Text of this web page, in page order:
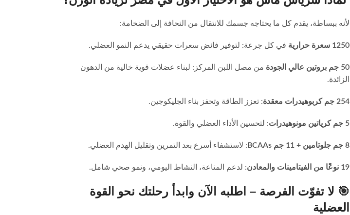
لأنه ببساطة، يقدم كل ما يحتاجه جسمك للانتقال من النحافة إلى الضخامة:
1250 سعرة حرارية في كل جرعة: لتوفير فائض سعرات حقيقي يدعم النمو العضلي.
50 جم بروتين عالي الجودة
من مصل اللبن المركز: لبناء عضلات قوية خالية من الدهون
الزائدة.
254 جم كربوهيدرات معقدة : تعزز الطاقة وتحفز بناء الجليكوجين.
5 جم كرياتين مونوهيدرات : لتحسين الأداء العضلي والقوة.
8 جم جلوتامين + 11 جم BCAAs : لاستشفاء أسرع بعد التمرين وتقليل الهدم العضلي.
19 نوعًا من الفيتامينات والمعادن : لدعم المناعة، النشاط اليومي، ونمو صحي شامل.
🎯 لا تفوّت الفرصة – اطلبه الآن وابدأ رحلتك نحو القوة
العضلية